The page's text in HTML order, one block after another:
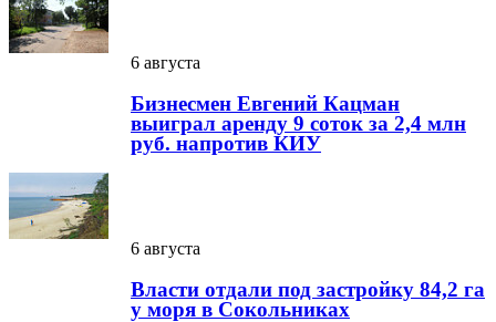
6 августа
Бизнесмен Евгений Кацман
выиграл аренду 9 соток за 2,4 млн
руб. напротив КИУ
6 августа
Власти отдали под застройку 84,2 га
у моря в Сокольниках